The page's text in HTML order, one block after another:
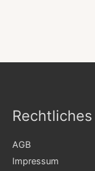
Rechtliches
AGB
Impressum